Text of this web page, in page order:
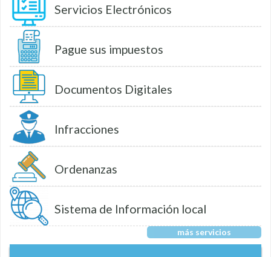
Servicios Electrónicos
Pague sus impuestos
Documentos Digitales
Infracciones
Ordenanzas
Sistema de Información local
más servicios